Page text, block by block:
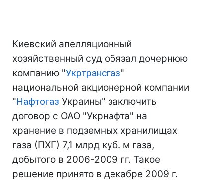
Киевский апелляционный
хозяйственный суд обязал дочернюю
компанию "Укртрансгаз"
национальной акционерной компании
"Нафтогаз Украины" заключить
договор с ОАО "Укрнафта" на
хранение в подземных хранилищах
газа (ПХГ) 7,1 млрд куб. м газа,
добытого в 2006-2009 гг. Такое
решение принято в декабре 2009 г.